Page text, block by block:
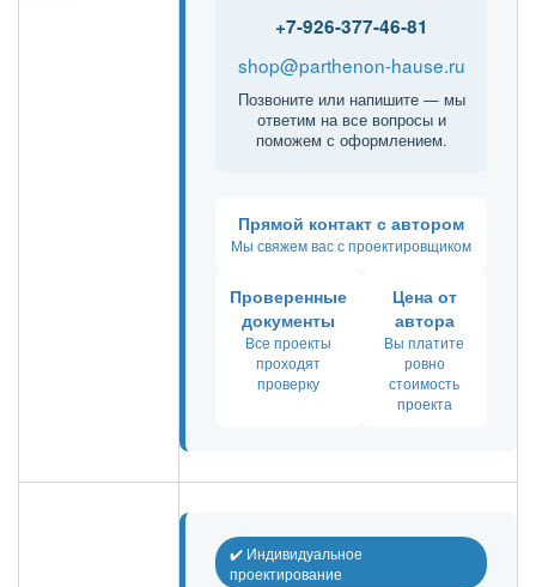
+7-926-377-46-81
shop@parthenon-hause.ru
Позвоните или напишите — мы
ответим на все вопросы и
поможем с оформлением.
Прямой контакт с автором
Мы свяжем вас с проектировщиком
Проверенные
документы
Все проекты
проходят
проверку
Цена от
автора
Вы платите
ровно
стоимость
проекта
✔️ Индивидуальное
проектирование